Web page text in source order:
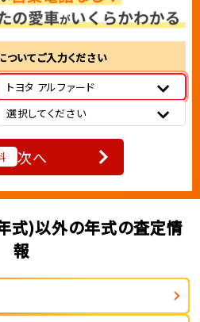
ついてご入力ください
トヨタ アルファード
選択してください
次へ
式)以外の年式の査定情
報